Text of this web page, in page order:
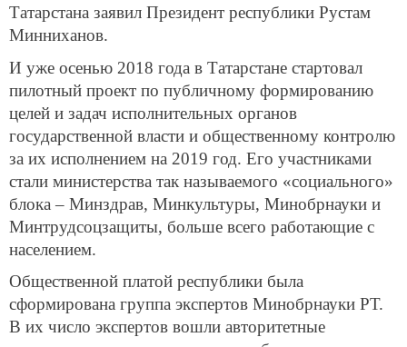
Татарстана заявил Президент республики Рустам
Минниханов.
И уже осенью 2018 года в Татарстане стартовал
пилотный проект по публичному формированию
целей и задач исполнительных органов
государственной власти и общественному контролю
за их исполнением на 2019 год. Его участниками
стали министерства так называемого «социального»
блока – Минздрав, Минкультуры, Минобрнауки и
Минтрудсоцзащиты, больше всего работающие с
населением.
Общественной платой республики была
сформирована группа экспертов Минобрнауки РТ.
В их число экспертов вошли авторитетные